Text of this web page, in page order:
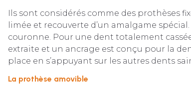
Ils sont considérés comme des prothèses
limée et recouverte d’un amalgame
couronne. Pour une dent totalement
extraite et un ancrage est conçu pour la
place en s’appuyant sur les autres dents
La prothèse amovible